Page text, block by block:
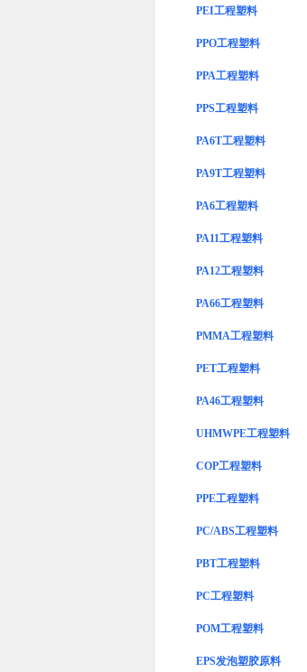
PEI工程塑料
PPO工程塑料
PPA工程塑料
PPS工程塑料
PA6T工程塑料
PA9T工程塑料
PA6工程塑料
PA11工程塑料
PA12工程塑料
PA66工程塑料
PMMA工程塑料
PET工程塑料
PA46工程塑料
UHMWPE工程塑料
COP工程塑料
PPE工程塑料
PC/ABS工程塑料
PBT工程塑料
PC工程塑料
POM工程塑料
EPS发泡塑胶原料